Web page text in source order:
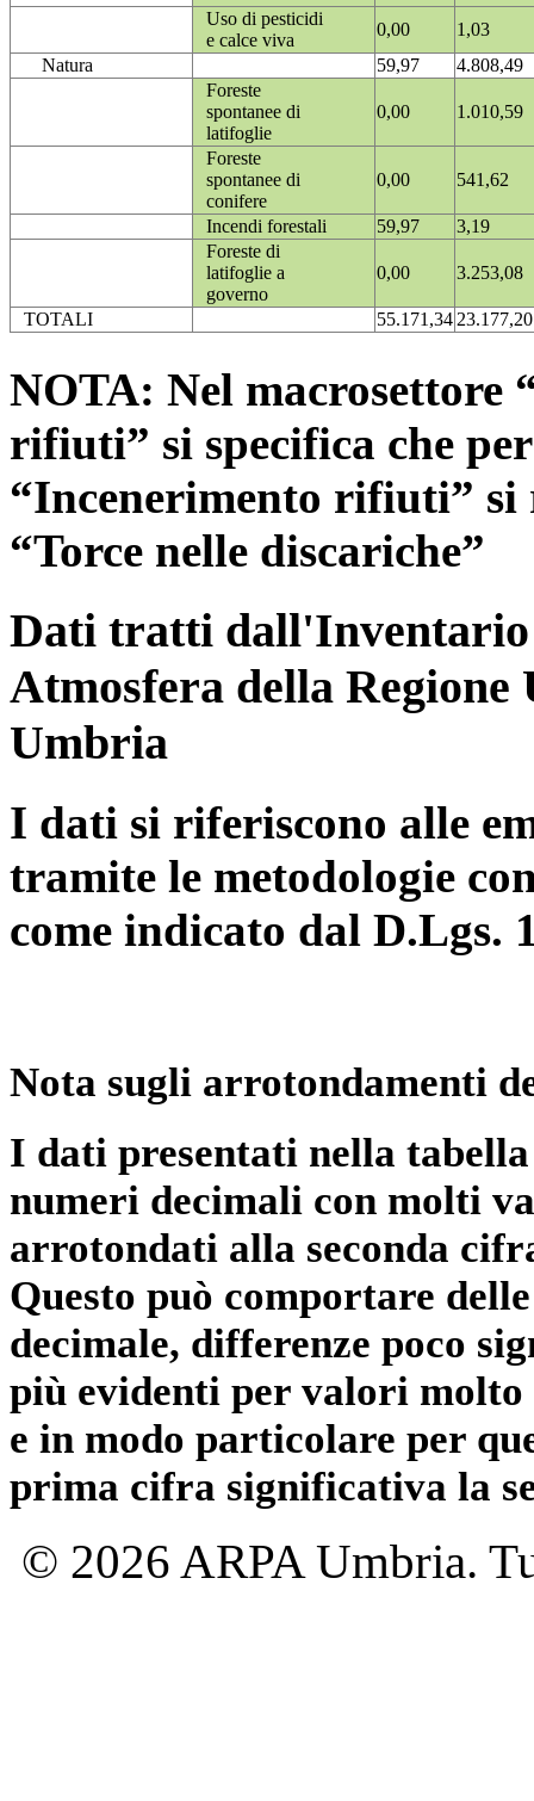
Uso di pesticidi
e calce viva
0,00
1,03
Natura
59,97
4.808,49
Foreste
spontanee di
latifoglie
0,00 1.010,59
Foreste
spontanee di
conifere
0,00 541,62
Incendi forestali 59,97
3,19
Foreste di
latifoglie a
governo
0,00 3.253,08
TOTALI 55.171,3423.177,20
NOTA: Nel macrosettore
rifiuti” si specifica che
“Incenerimento rifiuti”
“Torce nelle discariche”
Dati tratti dall'Inventario
Atmosfera della
Umbria
I dati si riferiscono alle
tramite le metodologie
come indicato dal D.Lgs.
Nota sugli arrotondamenti
I dati presentati nella
numeri decimali con molti
arrotondati alla seconda
Questo può comportare
decimale, differenze poco
più evidenti per valori
e in modo particolare per
prima cifra significativa la
© 2026 ARPA Umbria.